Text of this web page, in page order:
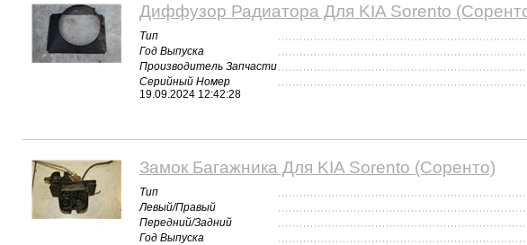
Диффузор Радиатора Для KIA Sorento
Тип
Год Выпуска
Производитель Запчасти
Серийный Номер
19.09.2024 12:42:28
Замок Багажника Для KIA Sorento (Соренто)
Тип
Левый/Правый
Передний/Задний
Год Выпуска